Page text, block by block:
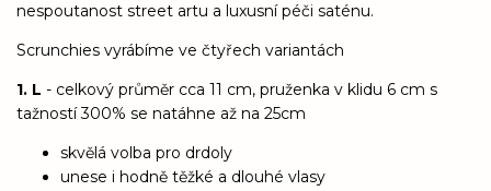
nespoutanost street artu a luxusní péči saténu.
Scrunchies vyrábíme ve čtyřech variantách
1. L - celkový průměr cca 11 cm, pruženka v klidu 6 cm s
tažností 300% se natáhne až na 25cm
skvělá volba pro drdoly
unese i hodně těžké a dlouhé vlasy